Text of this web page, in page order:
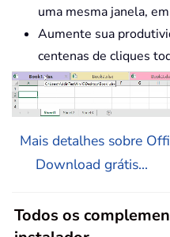
uma mesma janela,
Aumente sua
centenas de cliques
Mais detalhes sobre
Download grátis...
Todos os